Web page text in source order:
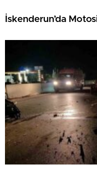
İskenderun’da